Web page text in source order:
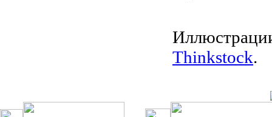
Thinkstock.